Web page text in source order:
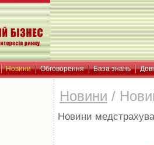
Новини Обговорення База знань
Новини /
Новини